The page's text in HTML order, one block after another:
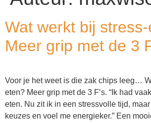
Wat werkt bij
Meer grip met de 3
Voor je het weet is die zak chips leeg…
eten? Meer grip met de 3 F’s. “Ik had
eten. Nu zit ik in een stressvolle tijd,
keuzes en voel me energieker.” Een